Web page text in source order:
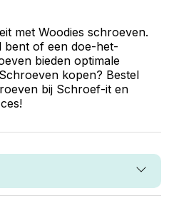
met Woodies schroeven.
bent of een doe-het-
bieden optimale
kopen? Bestel
bij Schroef-it en